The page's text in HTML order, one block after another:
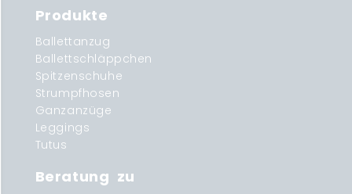
Produkte
Ballettanzug
Ballettschläppchen
Spitzenschuhe
Strumpfhosen
Ganzanzüge
Leggings
Tutus
Beratung zu